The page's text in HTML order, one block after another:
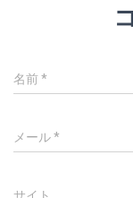
名前*
メール*